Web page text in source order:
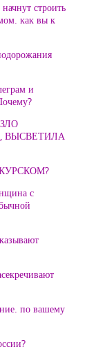
строить
как вы к
и
ВЫСВЕТИЛА
с
по вашему